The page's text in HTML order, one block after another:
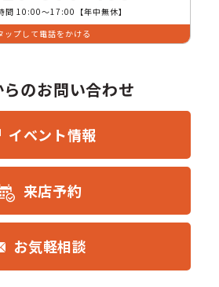
間 10:00〜17:00【年中無休】
ップして電話をかける
のお問い合わせ
イベント情報
来店予約
お気軽相談